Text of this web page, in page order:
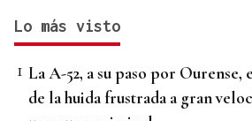
Lo más visto
La A-52, a su paso por Ourense,
de la huida frustrada a gran